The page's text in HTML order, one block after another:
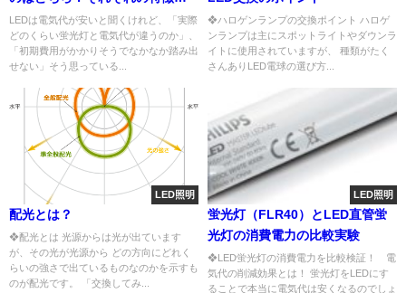
違いを徹底比較！
LEDは電気代が安いと聞くけれど、「実際
どのくらい蛍光灯と電気代が違うのか」、
「初期費用がかかりそうでなかなか踏み出
せない」そう思っている...
❖ハロゲンランプの交換ポイント ハロゲ
ンランプは主にスポットライトやダウンラ
イトに使用されていますが、 種類がたく
さんありLED電球の選び方...
LED照明
配光とは？
❖配光とは 光源からは光が出ています
が、その光が光源から どの方向にどれく
らいの強さで出ているものなのかを示すも
のが配光です。 「交換してみ...
LED照明
蛍光灯（FLR40）とLED直管蛍
光灯の消費電力の比較実験
❖LED蛍光灯の消費電力を比較検証！ 電
気代の削減効果とは！ 蛍光灯をLEDにす
ることで本当に電気代は安くなるのでしょ